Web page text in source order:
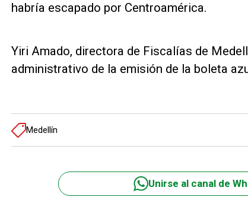
habría escapado por Centroamérica.
Yiri Amado, directora de Fiscalías de
administrativo de la emisión de la boleta
Medellín
Unirse al canal de